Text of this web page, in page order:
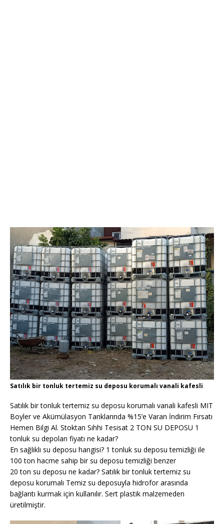
Satılık bir tonluk tertemiz su deposu korumalı vanali kafesli
Satılık bir tonluk tertemiz su deposu korumalı vanali kafesli MIT
Boyler ve Akümülasyon Tanklarında %15’e Varan İndirim Fırsatı
Hemen Bilgi Al. Stoktan Sıhhi Tesisat 2 TON SU DEPOSU 1
tonluk su depoları fiyatı ne kadar?
En sağlıklı su deposu hangisi? 1 tonluk su deposu temizliği ile
100 ton hacme sahip bir su deposu temizliği benzer
20 ton su deposu ne kadar? Satılık bir tonluk tertemiz su
deposu korumalı Temiz su deposuyla hidrofor arasında
bağlantı kurmak için kullanılır. Sert plastik malzemeden
üretilmiştir.